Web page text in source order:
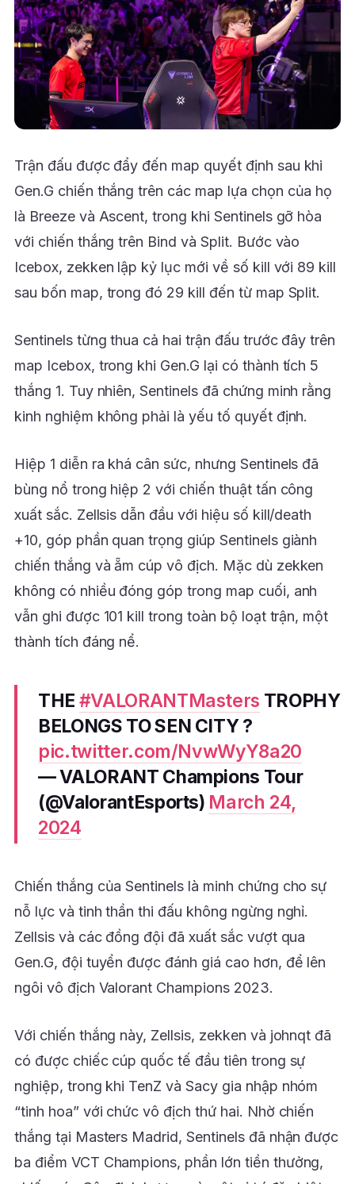
Trận đấu được đẩy đến map quyết định sau khi
Gen.G chiến thắng trên các map lựa chọn của họ
là Breeze và Ascent, trong khi Sentinels gỡ hòa
với chiến thắng trên Bind và Split. Bước vào
Icebox, zekken lập kỷ lục mới về số kill với 89 kill
sau bốn map, trong đó 29 kill đến từ map Split.
Sentinels từng thua cả hai trận đấu trước đây trên
map Icebox, trong khi Gen.G lại có thành tích 5
thắng 1. Tuy nhiên, Sentinels đã chứng minh rằng
kinh nghiệm không phải là yếu tố quyết định.
Hiệp 1 diễn ra khá cân sức, nhưng Sentinels đã
bùng nổ trong hiệp 2 với chiến thuật tấn công
xuất sắc. Zellsis dẫn đầu với hiệu số kill/death
+10, góp phần quan trọng giúp Sentinels giành
chiến thắng và ẵm cúp vô địch. Mặc dù zekken
không có nhiều đóng góp trong map cuối, anh
vẫn ghi được 101 kill trong toàn bộ loạt trận, một
thành tích đáng nể.
THE #VALORANTMasters TROPHY
BELONGS TO SEN CITY ?
pic.twitter.com/NvwWyY8a20
— VALORANT Champions Tour
(@ValorantEsports) March 24,
2024
Chiến thắng của Sentinels là minh chứng cho sự
nỗ lực và tinh thần thi đấu không ngừng nghỉ.
Zellsis và các đồng đội đã xuất sắc vượt qua
Gen.G, đội tuyển được đánh giá cao hơn, để lên
ngôi vô địch Valorant Champions 2023.
Với chiến thắng này, Zellsis, zekken và johnqt đã
có được chiếc cúp quốc tế đầu tiên trong sự
nghiệp, trong khi TenZ và Sacy gia nhập nhóm
“tinh hoa” với chức vô địch thứ hai. Nhờ chiến
thắng tại Masters Madrid, Sentinels đã nhận được
ba điểm VCT Champions, phần lớn tiền thưởng,